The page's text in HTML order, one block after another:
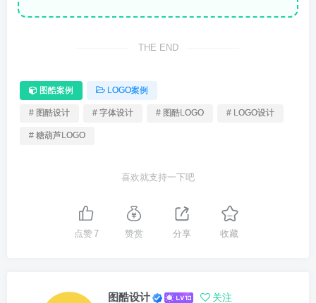
THE END
图酷案例 LOGO案例
# 图酷设计 # 字体设计 # 图酷LOGO # LOGO设计
# 糖葫芦LOGO
喜欢就支持一下吧
点赞 7 赞赏 分享 收藏
图酷设计 关注